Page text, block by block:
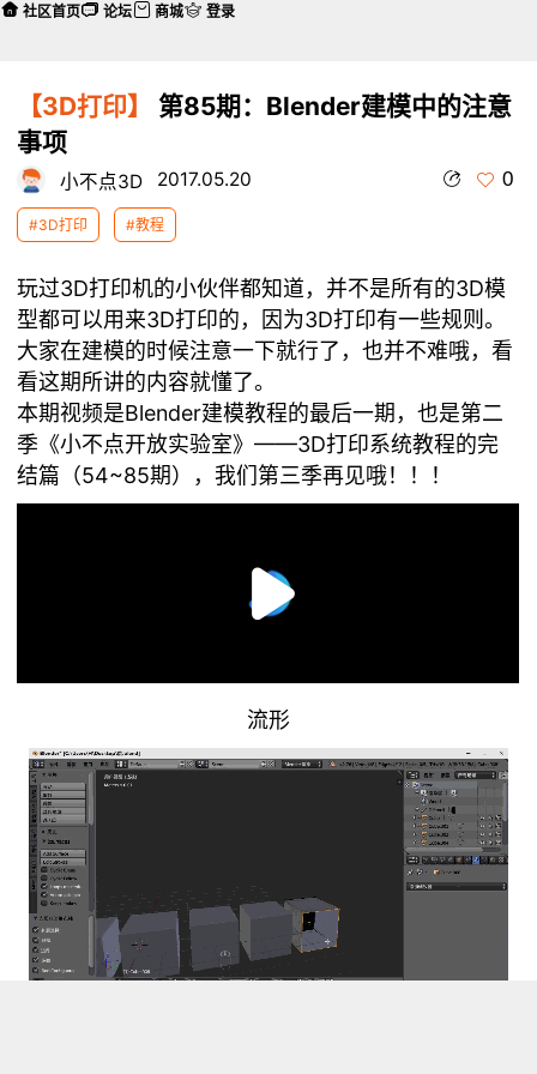
【3D打印】
第85期：Blender建模中的注意
事项
小不点3D 2017.05.20 0
#3D打印 #教程
玩过3D打印机的小伙伴都知道，并不是所有的3D模
型都可以用来3D打印的，因为3D打印有一些规则。
大家在建模的时候注意一下就行了，也并不难哦，看
看这期所讲的内容就懂了。
本期视频是Blender建模教程的最后一期，也是第二
季《小不点开放实验室》——3D打印系统教程的完
结篇（54~85期），我们第三季再见哦！！！
流形
社区首页 论坛 商城 登录